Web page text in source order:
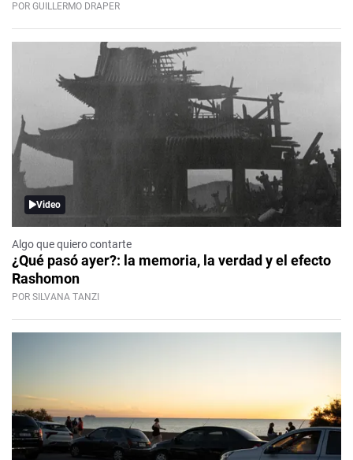
POR GUILLERMO DRAPER
Video
Algo que quiero contarte
¿Qué pasó ayer?: la memoria, la verdad y el efecto
Rashomon
POR SILVANA TANZI